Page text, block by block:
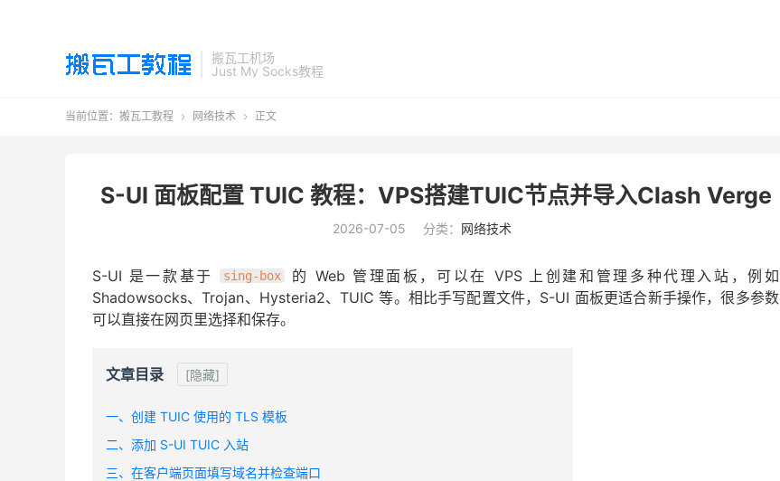
搬瓦工机场
Just My Socks教程
当前位置： 搬瓦工教程  网络技术  正文
S-UI 面板配置 TUIC 教程：VPS搭建TUIC节点并导入Clash Verge
2026-07-05 分类： 网络技术
S-UI 是一款基于 sing-box
的 Web 管理面板，可以在 VPS 上创建和管理多种代理入站，例如
Shadowsocks、Trojan、Hysteria2、TUIC 等。相比手写配置文件，S-UI 面板更适合新手操作，很多参数
可以直接在网页里选择和保存。
文章目录 [隐藏]
一、创建 TUIC 使用的 TLS 模板
二、添加 S-UI TUIC 入站
三、在客户端页面填写域名并检查端口